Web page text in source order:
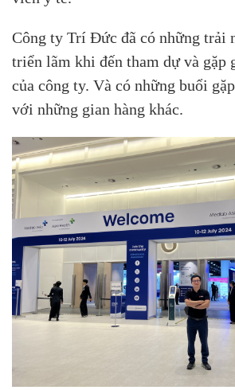
Công ty Trí Đức đã có những trải
triển lãm khi đến tham dự và gặp
của công ty. Và có những buổi
với những gian hàng khác.